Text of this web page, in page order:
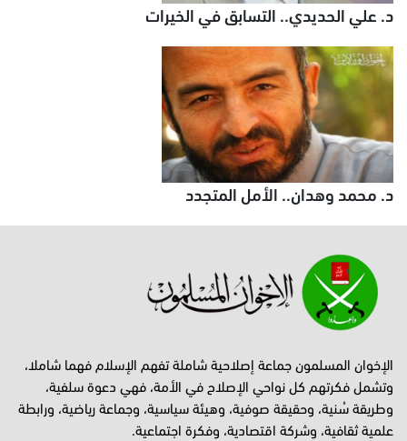
د. علي الحديدي.. التسابق في الخيرات
د. محمد وهدان.. الأمل المتجدد
الإخوان المسلمون جماعة إصلاحية شاملة تفهم الإسلام فهما شاملا،
وتشمل فكرتهم كل نواحي الإصلاح في الأمة، فهي دعوة سلفية،
وطريقة سُنية، وحقيقة صوفية، وهيئة سياسية، وجماعة رياضية، ورابطة
علمية ثقافية، وشركة اقتصادية، وفكرة اجتماعية.